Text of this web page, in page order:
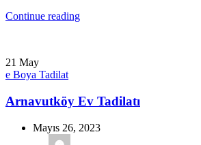
Continue reading
21 May
e Boya Tadilat
Arnavutköy Ev Tadilatı
Mayıs 26, 2023